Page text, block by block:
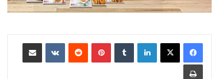
لينكدإن بينتيريست
مشاركة عبر البريد
طباعة